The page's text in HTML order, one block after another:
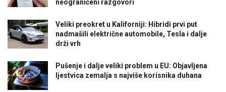
neograničeni razgovori
Veliki preokret u Kaliforniji: Hibridi prvi put
nadmašili električne automobile, Tesla i dalje
drži vrh
Pušenje i dalje veliki problem u EU: Objavljena
ljestvica zemalja s najviše korisnika duhana